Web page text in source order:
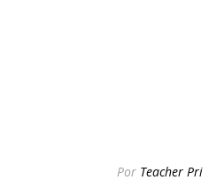
Por Teacher Pri